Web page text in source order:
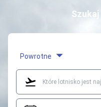
Powrotne